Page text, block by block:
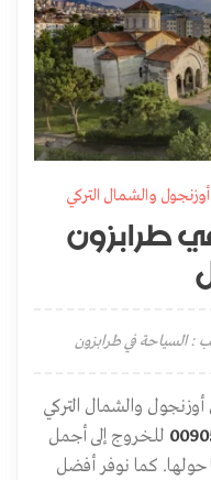
والشمال التركي
طرابزون
: السياحة في طرابزون
والشمال التركي
للخروج إلى أجمل
حولها. كما نوفر أفضل